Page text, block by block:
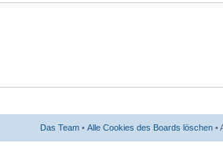
Das Team • Alle Cookies des Boards löschen •